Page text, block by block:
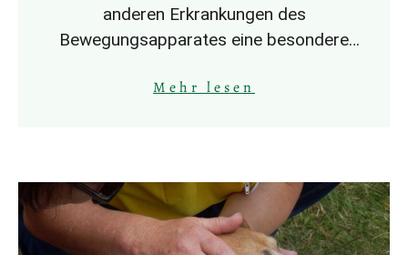
anderen Erkrankungen des
Bewegungsapparates eine besondere
Überlastung können Schmerzen verstärken,
Mehr lesen